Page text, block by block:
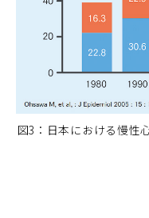
図3：日本における慢性